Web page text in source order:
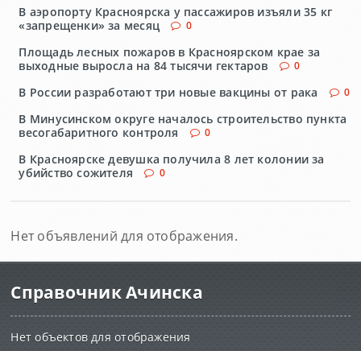
В аэропорту Красноярска у пассажиров изъяли 35 кг
«запрещенки» за месяц
0
Площадь лесных пожаров в Красноярском крае за
выходные выросла на 84 тысячи гектаров
0
В России разработают три новые вакцины от рака 0
В Минусинском округе началось строительство пункта
весогабаритного контроля
0
В Красноярске девушка получила 8 лет колонии за
убийство сожителя
0
Нет объявлений для отображения.
Справочник Ачинска
Нет объектов для отображения